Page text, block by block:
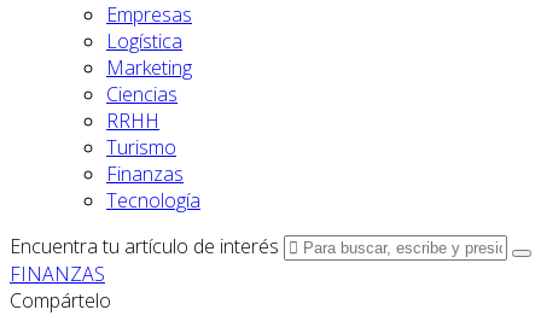
Empresas
Logística
Marketing
Ciencias
RRHH
Turismo
Finanzas
Tecnología
Encuentra tu artículo de interés
FINANZAS
Compártelo